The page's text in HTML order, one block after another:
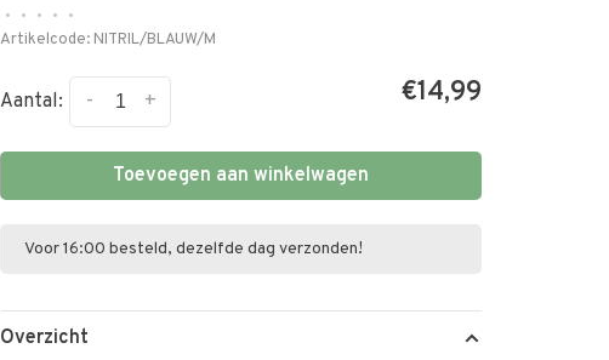
• • • •
•
Artikelcode: NITRIL/BLAUW/M
Aantal: +
- €14,99
Toevoegen aan winkelwagen
Voor 16:00 besteld, dezelfde dag verzonden!
Overzicht